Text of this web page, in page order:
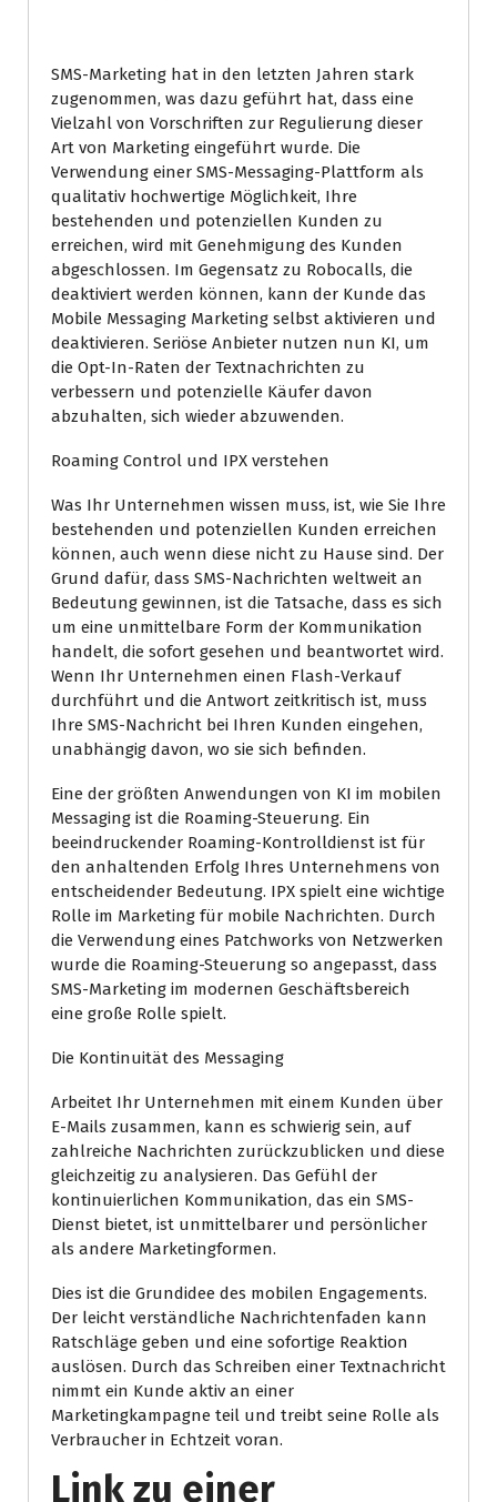
SMS-Marketing hat in den letzten Jahren stark
zugenommen, was dazu geführt hat, dass eine
Vielzahl von Vorschriften zur Regulierung dieser
Art von Marketing eingeführt wurde. Die
Verwendung einer SMS-Messaging-Plattform als
qualitativ hochwertige Möglichkeit, Ihre
bestehenden und potenziellen Kunden zu
erreichen, wird mit Genehmigung des Kunden
abgeschlossen. Im Gegensatz zu Robocalls, die
deaktiviert werden können, kann der Kunde das
Mobile Messaging Marketing selbst aktivieren und
deaktivieren. Seriöse Anbieter nutzen nun KI, um
die Opt-In-Raten der Textnachrichten zu
verbessern und potenzielle Käufer davon
abzuhalten, sich wieder abzuwenden.
Roaming Control und IPX verstehen
Was Ihr Unternehmen wissen muss, ist, wie Sie Ihre
bestehenden und potenziellen Kunden erreichen
können, auch wenn diese nicht zu Hause sind. Der
Grund dafür, dass SMS-Nachrichten weltweit an
Bedeutung gewinnen, ist die Tatsache, dass es sich
um eine unmittelbare Form der Kommunikation
handelt, die sofort gesehen und beantwortet wird.
Wenn Ihr Unternehmen einen Flash-Verkauf
durchführt und die Antwort zeitkritisch ist, muss
Ihre SMS-Nachricht bei Ihren Kunden eingehen,
unabhängig davon, wo sie sich befinden.
Eine der größten Anwendungen von KI im mobilen
Messaging ist die Roaming-Steuerung. Ein
beeindruckender Roaming-Kontrolldienst ist für
den anhaltenden Erfolg Ihres Unternehmens von
entscheidender Bedeutung. IPX spielt eine wichtige
Rolle im Marketing für mobile Nachrichten. Durch
die Verwendung eines Patchworks von Netzwerken
wurde die Roaming-Steuerung so angepasst, dass
SMS-Marketing im modernen Geschäftsbereich
eine große Rolle spielt.
Die Kontinuität des Messaging
Arbeitet Ihr Unternehmen mit einem Kunden über
E-Mails zusammen, kann es schwierig sein, auf
zahlreiche Nachrichten zurückzublicken und diese
gleichzeitig zu analysieren. Das Gefühl der
kontinuierlichen Kommunikation, das ein SMS-
Dienst bietet, ist unmittelbarer und persönlicher
als andere Marketingformen.
Dies ist die Grundidee des mobilen Engagements.
Der leicht verständliche Nachrichtenfaden kann
Ratschläge geben und eine sofortige Reaktion
auslösen. Durch das Schreiben einer Textnachricht
nimmt ein Kunde aktiv an einer
Marketingkampagne teil und treibt seine Rolle als
Verbraucher in Echtzeit voran.
Link zu einer